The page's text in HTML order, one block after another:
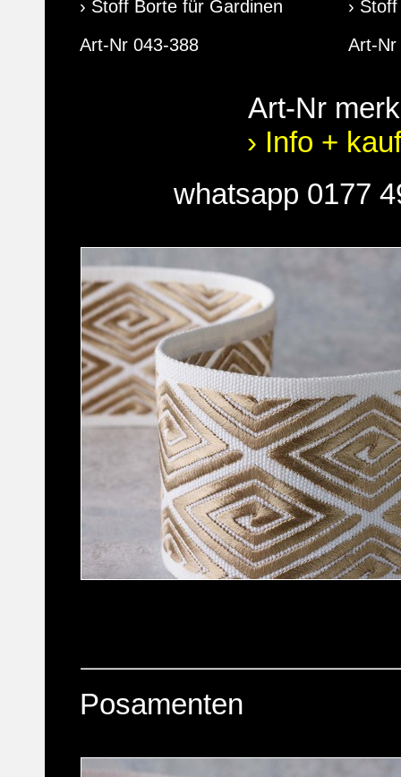
› Stoff Borte für Gardinen
Art-Nr 043-388
›
Art-Nr
Art-Nr
› Info +
whatsapp 0177
Posamenten